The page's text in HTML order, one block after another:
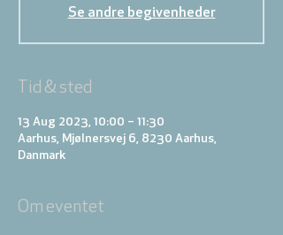
Se andre begivenheder
Tid & sted
13 Aug 2023, 10:00 – 11:30
Aarhus, Mjølnersvej 6, 8230 Aarhus,
Danmark
Om eventet